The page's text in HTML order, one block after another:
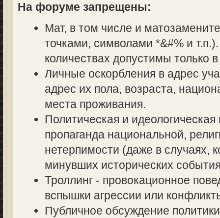
На форуме запрещены:
Мат, в том числе и
точками, символами *&#% и
количествах допустимы только
Личные оскорбления в адрес
адрес их пола, возраста,
места проживания.
Политическая и
пропаганда национальной,
нетерпимости (даже в случаях,
минувших исторических
Троллинг - провокационное
вспышки агрессии или
Публичное обсуждение